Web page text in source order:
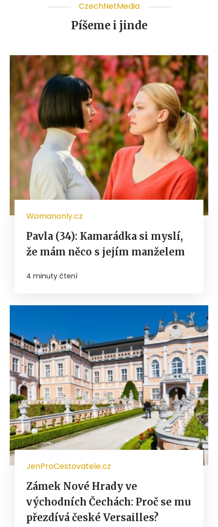
CzechNetMedia
Píšeme i jinde
Womanonly.cz
Pavla (34): Kamarádka si myslí,
že mám něco s jejím manželem
4 minuty čtení
JenProCestovatele.cz
Zámek Nové Hrady ve
východních Čechách: Proč se mu
přezdívá české Versailles?